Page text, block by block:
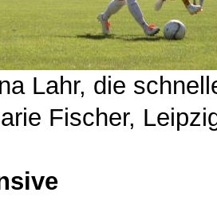
Lahr, die
Fischer,